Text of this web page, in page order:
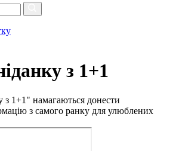
з 1+1
з 1+1" намагаються донести
з самого ранку для улюблених